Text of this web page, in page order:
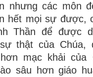
nhưng các môn
hết mọi sự được,
Thần để được
thật của Chúa,
mạc khải
sâu hơn giáo